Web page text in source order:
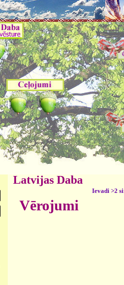
Latvijas Daba
Vērojumi
Ievadi >2